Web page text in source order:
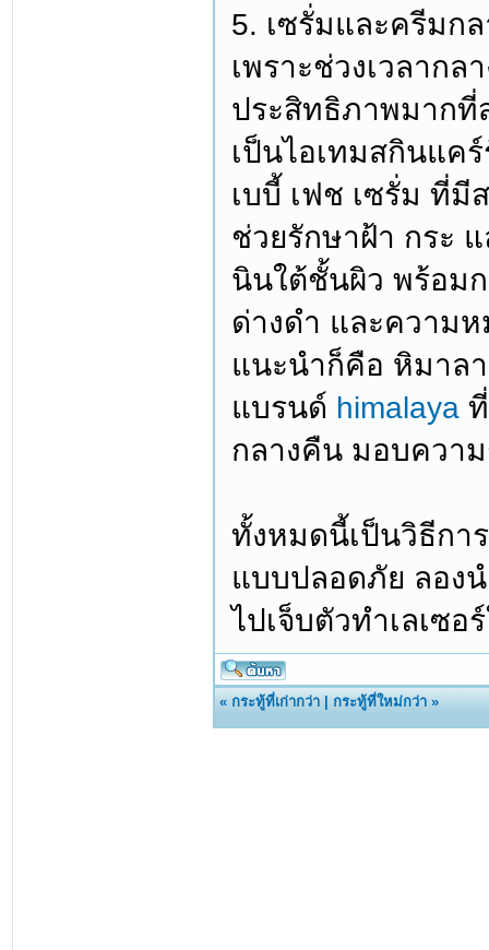
5. เซรั่มและครีมก
เพราะช่วงเวลาก
ประสิทธิภาพมากที่
เป็นไอเทมสกินแค
เบบี้ เฟช เซรั่ม ที่มี
ช่วยรักษาฝ้า กระ
นินใต้ชั้นผิว พร้อม
ด่างดำ และความ
แนะนำก็คือ หิมาล
แบรนด์ himalaya
กลางคืน มอบควา
ทั้งหมดนี้เป็นวิธีกา
แบบปลอดภัย ลองน
ไปเจ็บตัวทำเลเซ
«กระทู้ที่เก่ากว่า |กระทู้ที่ใหม่กว่า »